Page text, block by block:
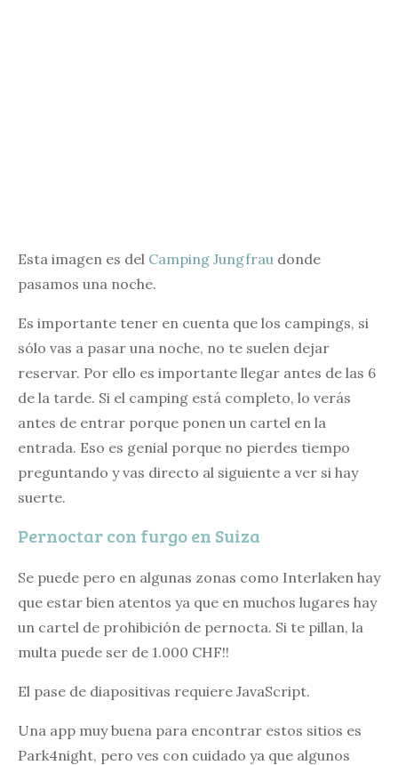
Esta imagen es del Camping Jungfrau donde
pasamos una noche.
Es importante tener en cuenta que los campings, si
sólo vas a pasar una noche, no te suelen dejar
reservar. Por ello es importante llegar antes de las 6
de la tarde. Si el camping está completo, lo verás
antes de entrar porque ponen un cartel en la
entrada. Eso es genial porque no pierdes tiempo
preguntando y vas directo al siguiente a ver si hay
suerte.
Pernoctar con furgo en Suiza
Se puede pero en algunas zonas como Interlaken hay
que estar bien atentos ya que en muchos lugares hay
un cartel de prohibición de pernocta. Si te pillan, la
multa puede ser de 1.000 CHF!!
El pase de diapositivas requiere JavaScript.
Una app muy buena para encontrar estos sitios es
Park4night, pero ves con cuidado ya que algunos